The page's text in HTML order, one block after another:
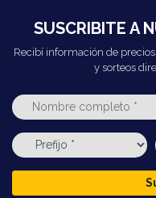
SUSCRIBITE A
Recibí información de
y sorteos